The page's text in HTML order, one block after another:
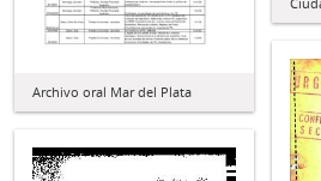
Archivo oral Mar del Plata